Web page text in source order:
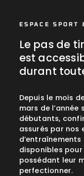
ESPACE
Le pas de
est
durant
Depuis le mois
mars de l’année
débutants,
assurés par nos
disponibles
possédant leur
perfectionner.